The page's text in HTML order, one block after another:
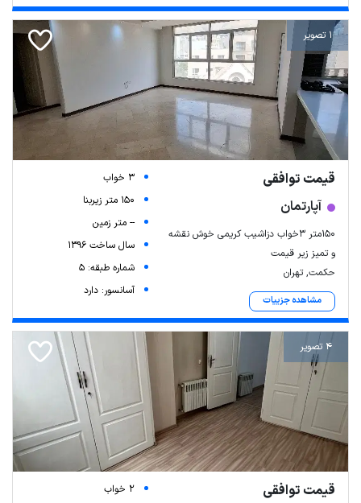
1 تصویر
قیمت توافقی
آپارتمان
۱۵۰متر ۳خواب دزاشیب کریمی خوش نقشه
و تمیز زیر قیمت
حکمت, تهران
مشاهده جزییات
3 خواب
150 متر زیربنا
-- متر زمین
سال ساخت 1396
شماره طبقه: 5
آسانسور: دارد
4 تصویر
قیمت توافقی
2 خواب